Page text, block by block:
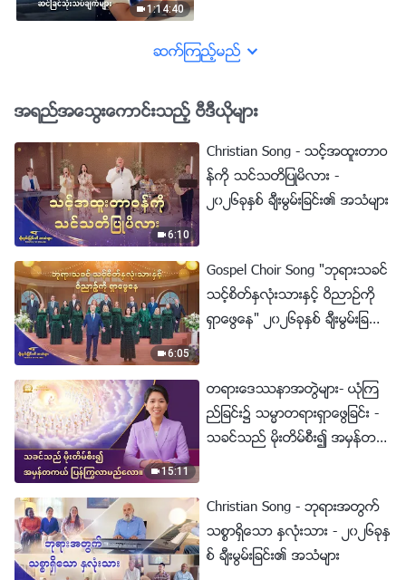
1:14:40
ဆက္ၾကည့္မည္
အရည္အေသြးေကာင္းသည့္ ဗီဒီယိုမ်ား
6:10
Christian Song - သင့္အထူးတာဝ
န္ကို သင္သတိျပဳမိလား -
၂၀၂၆ခုႏွစ္ ခ်ီးမြမ္းျခင္း၏ အသံမ်ား
6:05
Gospel Choir Song "ဘုရားသခင္
သင့္စိတ္ႏွလုံးသားႏွင့္ ဝိညာဥ္ကို
ရွာေဖြေန" ၂၀၂၆ခုႏွစ္ ခ်ီးမြမ္းျခ
15:11
တရားေဒႆနာအတြဲမ်ား- ယုံၾက
ည္ျခင္း၌ သမၼာတရားရွာေဖြျခင္း -
သခင္သည္ မိုးတိမ္စီး၍ အမွန္တက
Christian Song - ဘုရားအတြက္
သစၥာရွိေသာ ႏွလုံးသား - ၂၀၂၆ခုႏွ
စ္ ခ်ီးမြမ္းျခင္း၏ အသံမ်ား